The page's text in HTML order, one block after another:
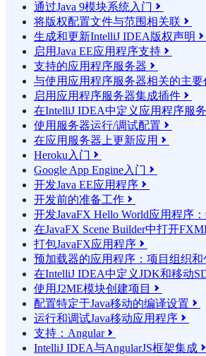
通过Java 9模块系统入门 
将版权配置文件与范围相关联 
生成和更新IntelliJ IDEA版权声明 
启用Java EE应用程序支持 
支持的应用程序服务器 
与使用应用程序服务器相关的主要
启用应用程序服务器集成插件 
在IntelliJ IDEA中定义应用程序服
使用服务器运行/调试配置 
在应用服务器上更新应用 
Heroku入门 
Google App Engine入门 
开发Java EE应用程序 
开发前的准备工作 
开发JavaFX Hello World应用程序
在JavaFX Scene Builder中打开
打包JavaFX应用程序 
预加载器的应用程序：项目组织和
在IntelliJ IDEA中定义JDK和移动
使用J2ME模块创建项目 
配置特定于Java移动的编译设置 
运行和调试Java移动应用程序 
支持：Angular
IntelliJ IDEA与AngularJS框架集成 